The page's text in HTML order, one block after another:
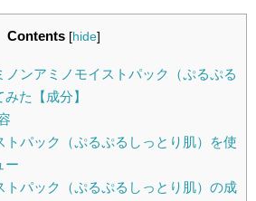
Contents [hide]
ノンアミノモイストパック（ぷるぷる
た【成分】
トパック（ぷるぷるしっとり肌）を使
ー
トパック（ぷるぷるしっとり肌）の成